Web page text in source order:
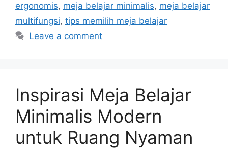
ergonomis, meja belajar minimalis, meja belajar
multifungsi, tips memilih meja belajar
Leave a comment
Inspirasi Meja Belajar
Minimalis Modern
untuk Ruang Nyaman